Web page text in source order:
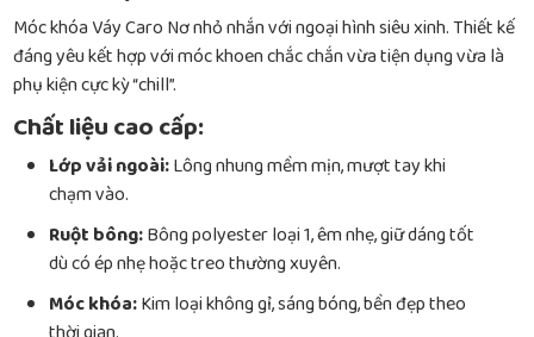
Móc khóa Váy Caro Nơ nhỏ nhắn với ngoại hình siêu xinh. Thiết kế
đáng yêu kết hợp với móc khoen chắc chắn vừa tiện dụng vừa là
phụ kiện cực kỳ “chill”.
Chất liệu cao cấp:
Lớp vải ngoài:Lông nhung mềm mịn, mượt tay khi
chạm vào.
Ruột bông:Bông polyester loại 1, êm nhẹ, giữ dáng tốt
dù có ép nhẹ hoặc treo thường xuyên.
Móc khóa:Kim loại không gỉ, sáng bóng, bền đẹp theo